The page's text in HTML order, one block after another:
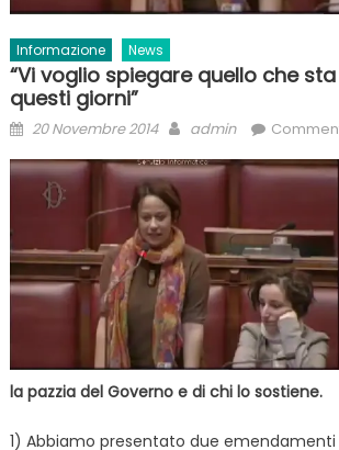
Informazione News
“Vi voglio spiegare quello che
questi giorni”
Posted
20 Novembre 2014 Author
admin
la pazzia del Governo e di chi lo sostiene.
1) Abbiamo presentato due emendamenti